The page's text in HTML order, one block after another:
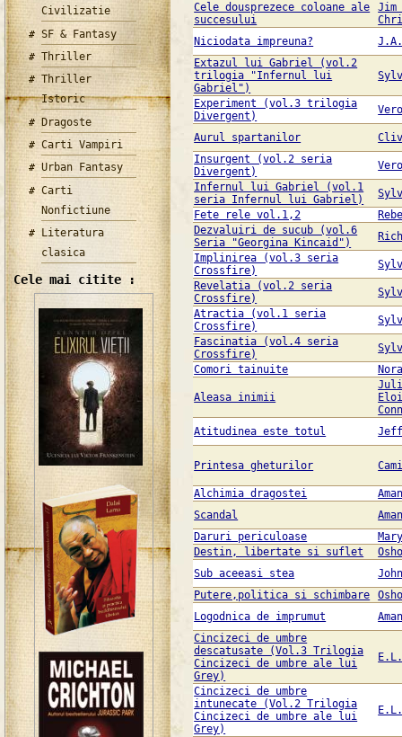
Civilizatie
SF & Fantasy
Thriller
Thriller
Istoric
Dragoste
Carti Vampiri
Urban Fantasy
Carti
Nonfictiune
Literatura
clasica
Cele mai citite :
Cele dousprezece coloane ale
succesului
Jim
Niciodata impreuna?
Extazul lui Gabriel (vol.2
trilogia "Infernul lui
Gabriel")
Experiment (vol.3 trilogia
Divergent)
Aurul spartanilor
Insurgent (vol.2 seria
Divergent)
Infernul lui Gabriel (vol.1
seria Infernul lui Gabriel)
Fete rele vol.1,2
Dezvaluiri de sucub (vol.6
Seria "Georgina Kincaid")
Implinirea (vol.3 seria
Crossfire)
Revelatia (vol.2 seria
Crossfire)
Atractia (vol.1 seria
Crossfire)
Fascinatia (vol.4 seria
Crossfire)
Comori tainuite
Aleasa inimii
Atitudinea este totul
Printesa gheturilor
Alchimia dragostei
Scandal
Daruri periculoase
Destin, libertate si suflet
Sub aceeasi stea
Putere,politica si schimbare
Logodnica de imprumut
Cincizeci de umbre
descatusate (Vol.3 Trilogia
Cincizeci de umbre ale lui
Grey)
Cincizeci de umbre
intunecate (Vol.2 Trilogia
Cincizeci de umbre ale lui
Grey)